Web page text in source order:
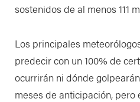
sostenidos de al menos 111
Los principales
predecir con un 100% de
ocurrirán ni dónde
meses de anticipación, pero